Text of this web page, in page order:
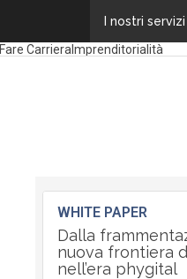
I nostri servizi
Borse di studio
Fare Carriera Imprenditorialità
WHITE PAPER
Dalla
nuova frontiera
nell’era phygital